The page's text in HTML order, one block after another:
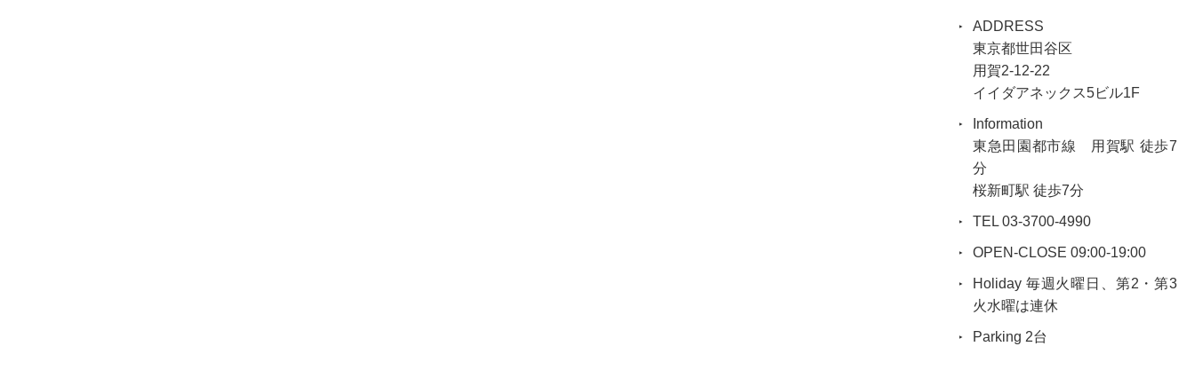
ADDRESS
東京都世田谷区
用賀2-12-22
イイダアネックス5ビル1F
Information
東急田園都市線 用賀駅 徒歩7
分
桜新町駅 徒歩7分
TEL 03-3700-4990
OPEN-CLOSE 09:00-19:00
Holiday 毎週火曜日、第2・第3
火水曜は連休
Parking 2台